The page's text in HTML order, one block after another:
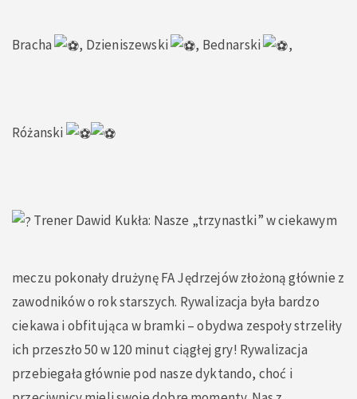
Bracha , Dzieniszewski , Bednarski ,
Różanski
Trener Dawid Kukła: Nasze „trzynastki” w ciekawym
meczu pokonały drużynę FA Jędrzejów złożoną głównie z
zawodników o rok starszych. Rywalizacja była bardzo
ciekawa i obfitująca w bramki – obydwa zespoły strzeliły
ich przeszło 50 w 120 minut ciągłej gry! Rywalizacja
przebiegała głównie pod nasze dyktando, choć i